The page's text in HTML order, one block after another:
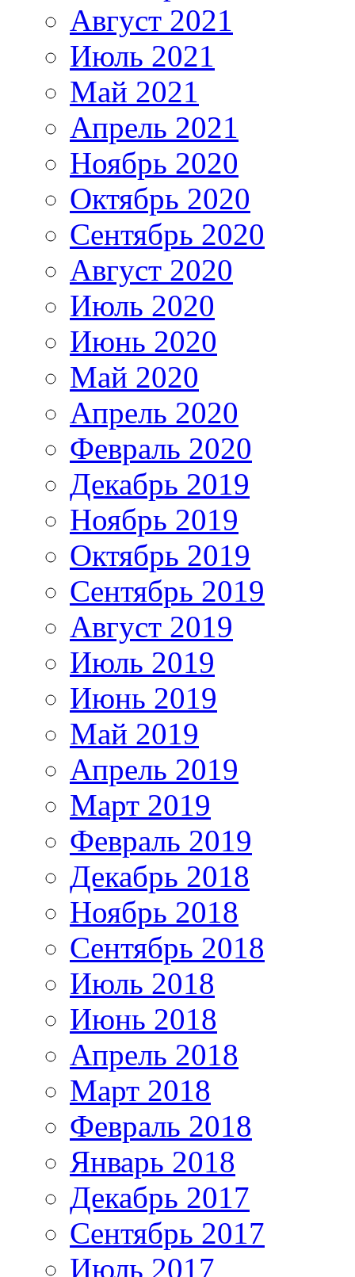
Август 2021
Июль 2021
Май 2021
Апрель 2021
Ноябрь 2020
Октябрь 2020
Сентябрь 2020
Август 2020
Июль 2020
Июнь 2020
Май 2020
Апрель 2020
Февраль 2020
Декабрь 2019
Ноябрь 2019
Октябрь 2019
Сентябрь 2019
Август 2019
Июль 2019
Июнь 2019
Май 2019
Апрель 2019
Март 2019
Февраль 2019
Декабрь 2018
Ноябрь 2018
Сентябрь 2018
Июль 2018
Июнь 2018
Апрель 2018
Март 2018
Февраль 2018
Январь 2018
Декабрь 2017
Сентябрь 2017
Июль 2017